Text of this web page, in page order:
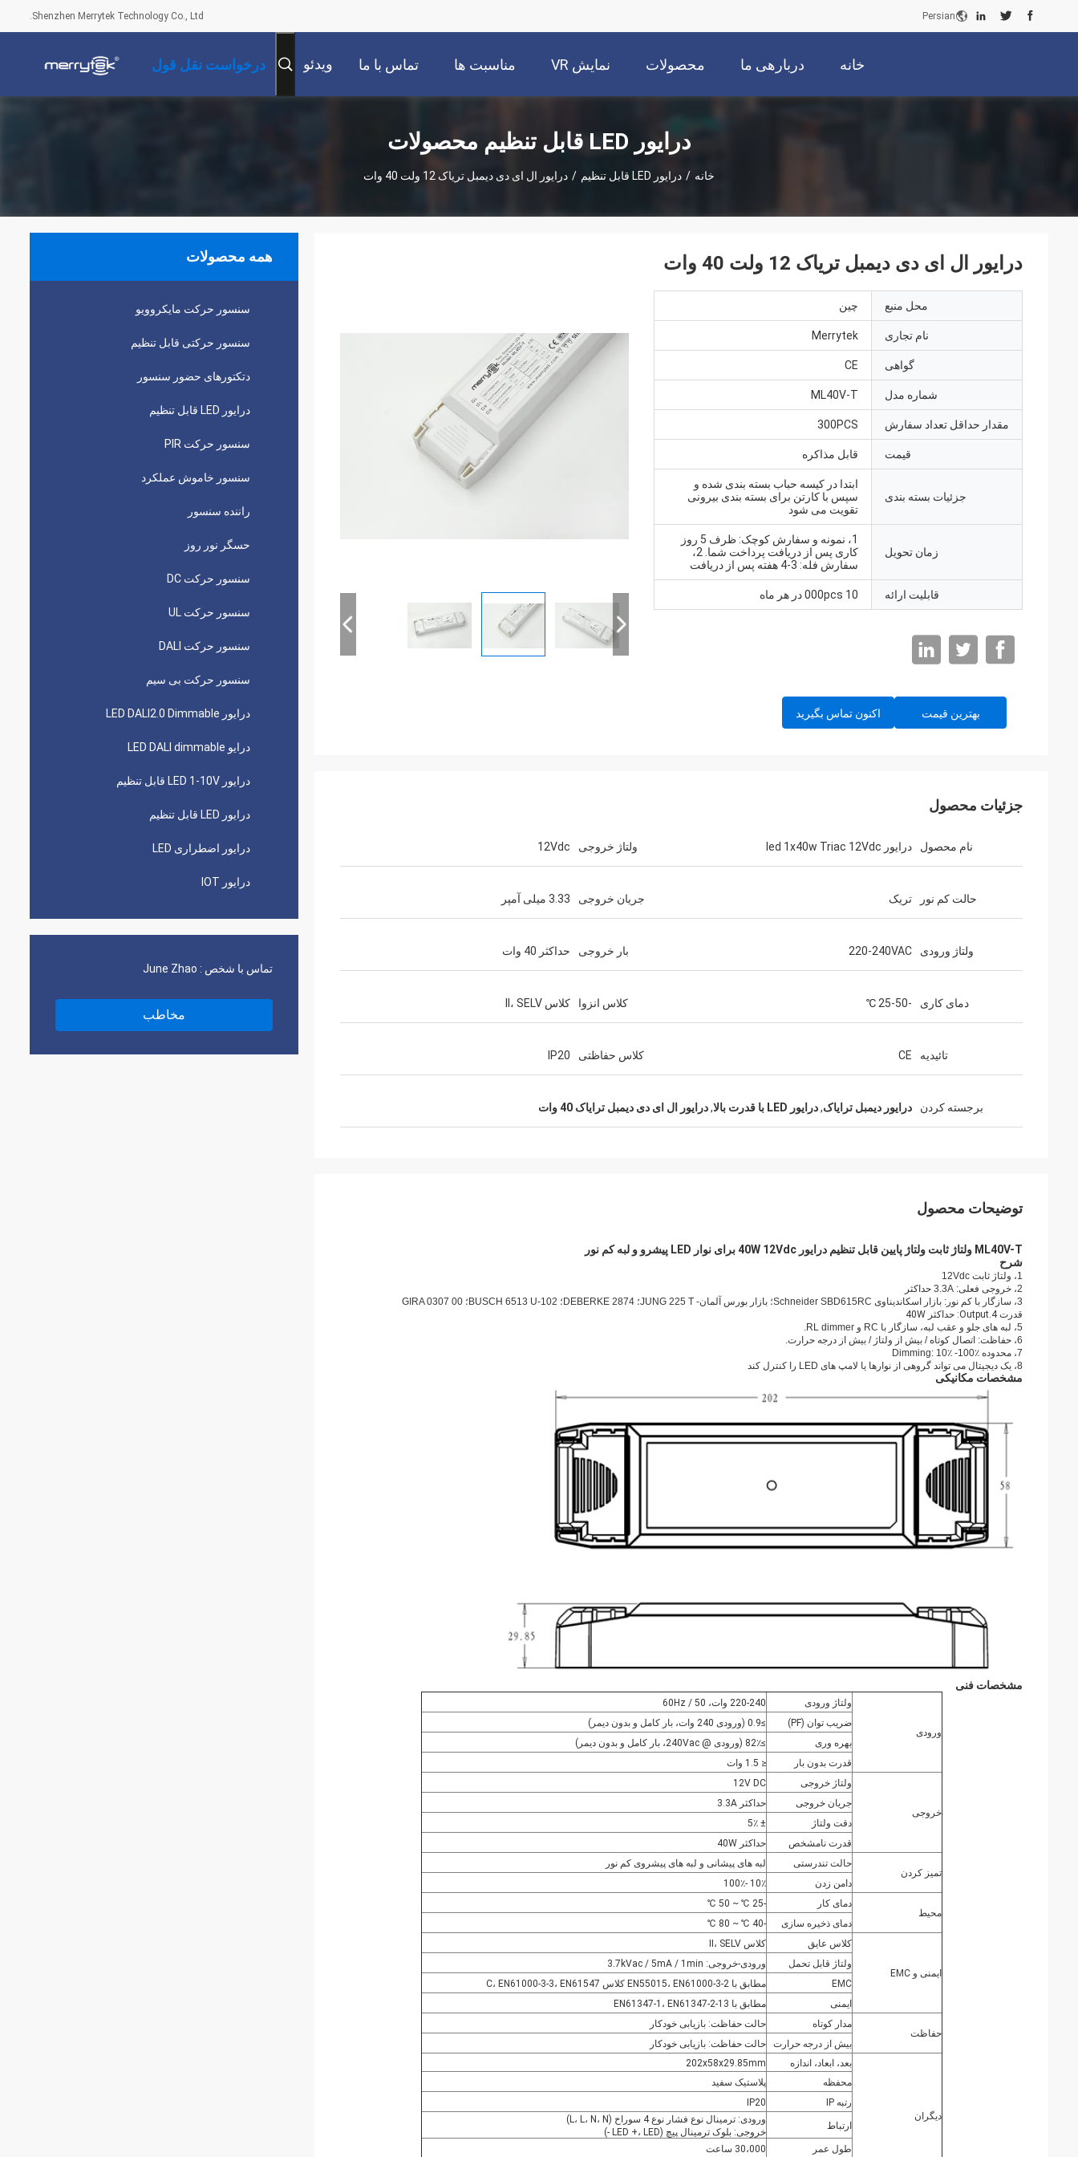
Shenzhen Merrytek Technology Co., Ltd. Persian
خانه دربارهی ما محصولات نمایش VR مناسبت ها تماس با ما ویدئو درخواست نقل قول
درایور LED قابل تنظیم محصولات
خانه / درایور LED قابل تنظیم / درایور ال ای دی دیمبل تریاک 12 ولت 40 وات
همه محصولات
سنسور حرکت مایکروویو
سنسور حرکتی قابل تنظیم
دتکتورهای حضور سنسور
درایور LED قابل تنظیم
سنسور حرکت PIR
سنسور خاموش عملکرد
راننده سنسور
حسگر نور روز
سنسور حرکت DC
سنسور حرکت UL
سنسور حرکت DALI
سنسور حرکت بی سیم
درایور LED DALI2.0 Dimmable
درایو LED DALI dimmable
درایور LED 1-10V قابل تنظیم
درایور LED قابل تنظیم
درایور اضطراری LED
درایور IOT
تماس با شخص : June Zhao
مخاطب
درایور ال ای دی دیمبل تریاک 12 ولت 40 وات
محل منبع چین
نام تجاری Merrytek
گواهی CE
شماره مدل ML40V-T
مقدار حداقل تعداد سفارش 300PCS
قیمت قابل مذاکره
جزئیات بسته بندی
ابتدا در کیسه حباب بسته بندی شده و
سپس با کارتن برای بسته بندی بیرونی
تقویت می شود
زمان تحویل
1، نمونه و سفارش کوچک: ظرف 5 روز
کاری پس از دریافت پرداخت شما. 2،
سفارش فله: 3-4 هفته پس از دریافت
قابلیت ارائه 10 000pcs در هر ماه
بهترین قیمت اکنون تماس بگیرید
جزئیات محصول
نام محصول درایور led 1x40w Triac 12Vdc ولتاژ خروجی 12Vdc
حالت کم نور تریک جریان خروجی 3.33 میلی آمپر
ولتاژ ورودی 220-240VAC بار خروجی حداکثر 40 وات
دمای کاری -25-50 ℃ کلاس انزوا کلاس II، SELV
تائیدیه CE کلاس حفاظتی IP20
برجسته کردن درایور دیمبل ترایاک,درایور LED با قدرت بالا ,درایور ال ای دی دیمبل ترایاک 40 وات
توضیحات محصول
ML40V-T ولتاژ ثابت ولتاژ پایین قابل تنظیم درایور 40W 12Vdc برای نوار LED پیشرو و لبه کم نور
شرح
1، ولتاژ ثابت 12Vdc
2، خروجی فعلی: 3.3A حداکثر
3، سازگار با کم نور: بازار اسکاندیناوی Schneider SBD615RC؛ بازار بورس آلمان- JUNG 225 T؛ DEBERKE 2874؛ BUSCH 6513 U-102؛
GIRA 0307 00
قدرت 4.Output: حداکثر 40W
5، لبه های جلو و عقب لبه، سازگار با RC و RL dimmer.
6، حفاظت: اتصال کوتاه / بیش از ولتاژ / بیش از درجه حرارت.
7، محدوده Dimming: 10٪ -100٪
8، یک دیجیتال می تواند گروهی از نوارها یا لامپ های LED را کنترل کند
مشخصات مکانیکی
مشخصات فنی
ورودی
ولتاژ ورودی
220-240 وات، 50 / 60Hz
ضریب توان (PF)
≥0.9 (ورودی 240 وات، بار کامل و بدون دیمر)
بهره وری
≥82٪ (ورودی @ 240Vac، بار کامل و بدون دیمر)
قدرت بدون بار
≤ 1.5 وات
خروجی
ولتاژ خروجی
12V DC
جریان خروجی
حداکثر 3.3A
دقت ولتاژ
± 5٪
قدرت نامشخص
حداکثر 40W
تمیز کردن
حالت تندرستی
لبه های پیشانی و لبه های پیشروی کم نور
دامن زدن
10٪ -100٪
محیط
دمای کار
-25 ℃ ~ 50 ℃
دمای ذخیره سازی
-40 ℃ ~ 80 ℃
ایمنی و EMC
کلاس عایق
کلاس II، SELV
ولتاژ قابل تحمل
ورودی-خروجی: 3.7kVac / 5mA / 1min
EMC
مطابق با EN55015، EN61000-3-2 کلاس C، EN61000-3-3، EN61547
ایمنی
مطابق با EN61347-1، EN61347-2-13
حفاظت
مدار کوتاه
حالت حفاظت: بازیابی خودکار
بیش از درجه حرارت
حالت حفاظت: بازیابی خودکار
دیگران
بعد، ابعاد، اندازه
202x58x29.85mm
محفظه
پلاستیک سفید
رتبه IP
IP20
ارتباط
ورودی: ترمینال نوع فشار نوع 4 سوراخ (L، L، N، N)
خروجی: بلوک ترمینال پیچ (LED +، LED -)
طول عمر
30،000 ساعت